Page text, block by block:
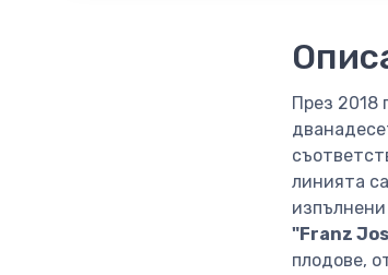
През 2018
линията
"Franz
плодове,